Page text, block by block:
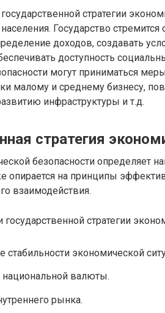
стратегии
Государство стремится
доходов, создавать
доступность
могут приниматься
малому и среднему бизнесу,
инфраструктуры и т.д.
стратегия
безопасности определяет
опирается на принципы
взаимодействия.
стратегии
стабильности экономической
национальной валюты.
рынка.